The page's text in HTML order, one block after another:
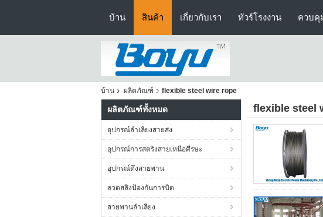
บ้าน สินค้า เกี่ยวกับเรา ทัวร์โรงงาน ควบ
บ้าน ผลิตภัณฑ์ flexible steel wire rope
ผลิตภัณฑ์ทั้งหมด
อุปกรณ์ลำเลียงสายส่ง
อุปกรณ์การสตริงสายเหนือศีรษะ
อุปกรณ์ตึงสายพาน
ลวดสลิงป้องกันการบิด
สายพานลำเลียง
flexible steel